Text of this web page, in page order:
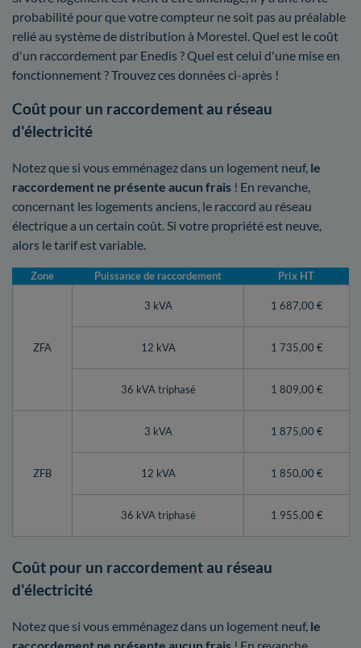
probabilité pour que votre compteur ne soit pas au préalable
relié au système de distribution à Morestel. Quel est le coût
d'un raccordement par Enedis ? Quel est celui d'une mise en
fonctionnement ? Trouvez ces données ci-après !
Coût pour un raccordement au réseau
d'électricité
Notez que si vous emménagez dans un logement neuf, le
raccordement ne présente aucun frais ! En revanche,
concernant les logements anciens, le raccord au réseau
électrique a un certain coût. Si votre propriété est neuve,
alors le tarif est variable.
Zone Puissance de raccordement Prix HT
ZFA
3 kVA 1 687,00 €
12 kVA 1 735,00 €
36 kVA triphasé 1 809,00 €
ZFB
3 kVA 1 875,00 €
12 kVA 1 850,00 €
36 kVA triphasé 1 955,00 €
Coût pour un raccordement au réseau
d'électricité
Notez que si vous emménagez dans un logement neuf, le